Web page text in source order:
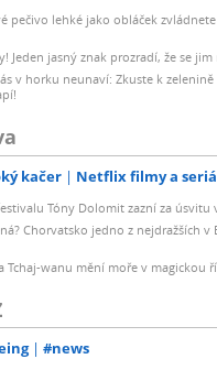
pečivo lehké jako obláček
Jeden jasný znak prozradí, že se
v horku neunaví: Zkuste k
kačer Netflix filmy a
Tóny Dolomit zazní za úsvitu
Chorvatsko jedno z nejdražších v
Tchaj-wanu mění moře v magickou
#news